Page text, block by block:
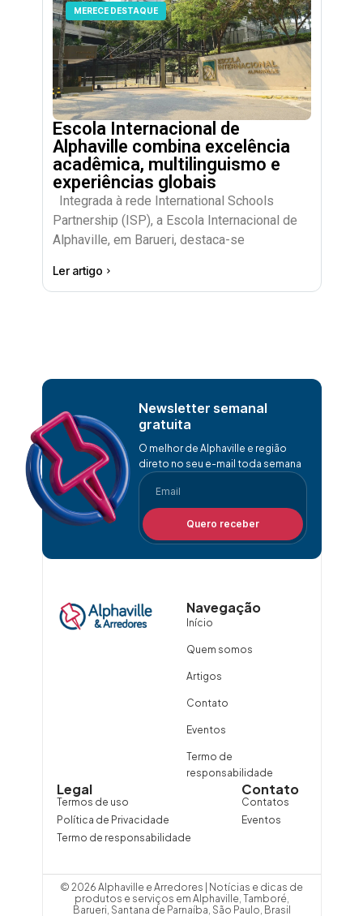
MERECE DESTAQUE
Escola Internacional de
Alphaville combina excelência
acadêmica, multilinguismo e
experiências globais
Integrada à rede International Schools
Partnership (ISP), a Escola Internacional de
Alphaville, em Barueri, destaca-se
Ler artigo
Newsletter semanal
gratuita
O melhor de Alphaville e região
direto no seu e-mail toda semana
Quero receber
Navegação
Início
Quem somos
Artigos
Contato
Eventos
Termo de
responsabilidade
Contato
Contatos
Eventos
Legal
Termos de uso
Política de Privacidade
Termo de responsabilidade
© 2026 Alphaville e Arredores | Notícias e dicas de
produtos e serviços em Alphaville, Tamboré,
Barueri, Santana de Parnaíba, São Paulo, Brasil